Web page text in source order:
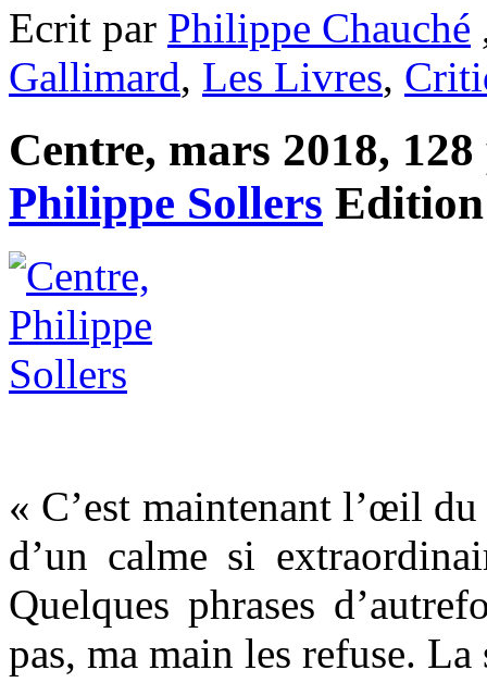
Ecrit par Philippe Chauché
Gallimard, Les Livres,
Centre, mars 2018,
Philippe Sollers
« C’est maintenant l’œil
d’un calme si
Quelques phrases
pas, ma main les refuse.